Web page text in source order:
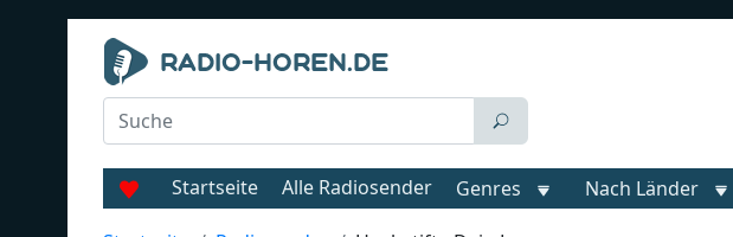
Startseite Alle Radiosender Genres Nach Länder